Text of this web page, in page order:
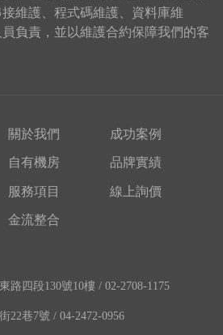
維護、程式碼維護、資料庫維
負責，並以維護合約保障我們的客
關於我們
自有機房
服務項目
金流整合
成功案例
品牌實績
線上詢價
路四段130號10樓 / 02-2708-1175
22巷7號 / 04-2472-0956